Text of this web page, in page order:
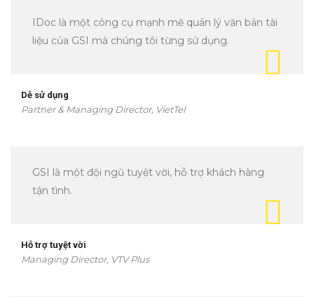
IDoc là một công cụ mạnh mẽ quản lý văn bản tài
liệu của GSI mà chúng tôi từng sử dụng.
Dễ sử dụng
Partner & Managing Director, VietTel
GSI là một đội ngũ tuyệt vời, hỗ trợ khách hàng
tận tình.
Hỗ trợ tuyệt vời
Managing Director, VTV Plus